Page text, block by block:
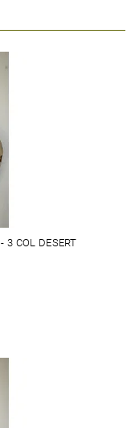
3 COL DESERT